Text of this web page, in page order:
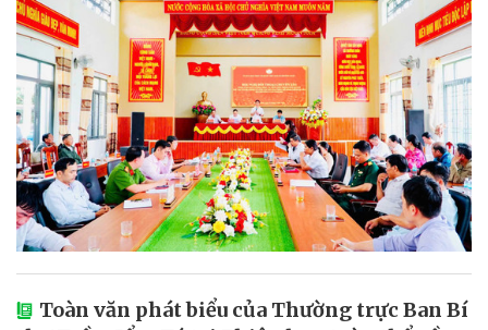
Toàn văn phát biểu của Thường trực Ban Bí